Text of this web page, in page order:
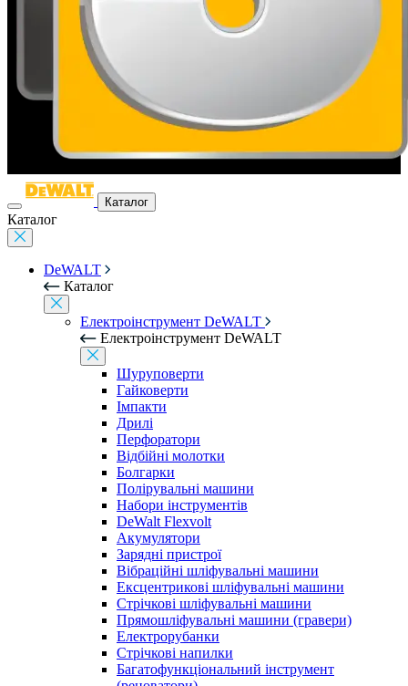
Каталог
Каталог
DeWALT
Каталог
Електроінструмент DeWALT
Електроінструмент DeWALT
Шуруповерти
Гайковерти
Імпакти
Дрилі
Перфоратори
Відбійні молотки
Болгарки
Полірувальні машини
Набори інструментів
DeWalt Flexvolt
Акумулятори
Зарядні пристрої
Вібраційні шліфувальні машини
Ексцентрикові шліфувальні машини
Стрічкові шліфувальні машини
Прямошліфувальні машини (гравери)
Електрорубанки
Стрічкові напилки
Багатофункціональний інструмент